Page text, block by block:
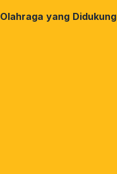
Olahraga yang Didukung